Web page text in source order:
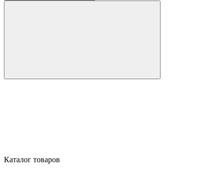
Каталог товаров